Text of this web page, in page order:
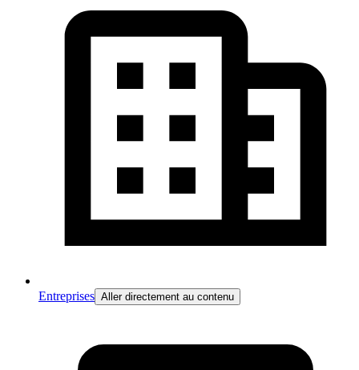
Entreprises Aller directement au contenu